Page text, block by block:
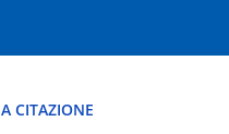
CITAZIONE